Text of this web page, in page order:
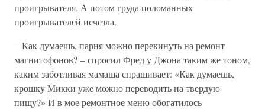
проигрывателя. А потом груда поломанных
проигрывателей исчезла.
– Как думаешь, парня можно перекинуть на ремонт
магнитофонов? – спросил Фред у Джона таким же тоном,
каким заботливая мамаша спрашивает: «Как думаешь,
крошку Микки уже можно переводить на твердую
пищу?» И в мое ремонтное меню обогатилось